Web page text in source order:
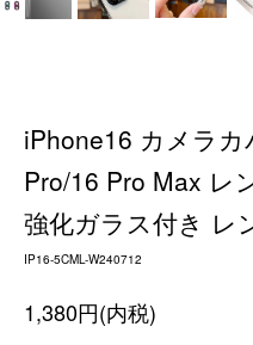
iPhone16 カメラ
Pro/16 Pro Max レ
強化ガラス付き レ
IP16-5CML-W240712
1,380円(内税)